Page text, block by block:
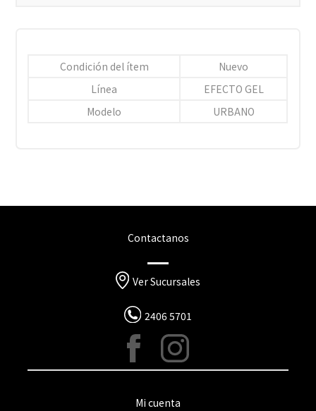
Condición del ítem
Nuevo
Línea
EFECTO GEL
Modelo
URBANO
Contactanos
Ver Sucursales
2406 5701
Mi cuenta